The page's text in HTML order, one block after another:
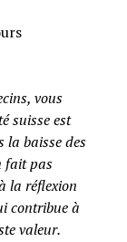
vous
suisse est
la baisse des
fait pas
la réflexion
contribue à
valeur.